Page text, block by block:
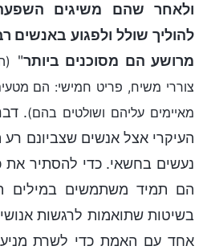
ולאחר שהם משיגים
להוליך שולל ולפגוע באנשים
מרושע הם מסוכנים ביותר"
צוררי משיח, פריט חמישי: הם
מאיימים עליהם ושולטים בהם).
העיקרי אצל אנשים שצביונם
נעשים בחשאי. כדי להסתיר את
הם תמיד משתמשים במילים
בשיטות שתואמות לרגשות
אחד עם האמת כדי לשרת